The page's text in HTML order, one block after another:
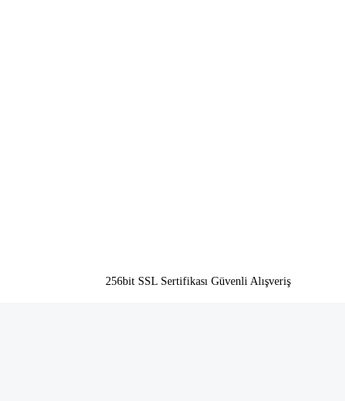
256bit SSL Sertifikası Güvenli Alışveriş